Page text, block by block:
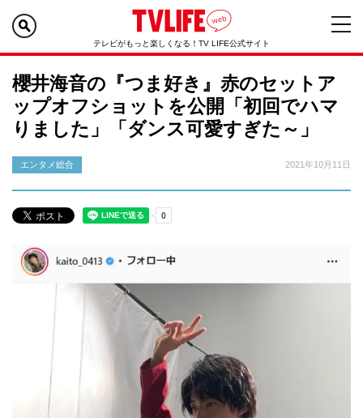
テレビがもっと楽しくなる！TV LIFE公式サイト
櫻井海音の『つま好き』赤のセットア
ップオフショットを公開「初回でハマ
りました」「ダンス可愛すぎた～」
エンタメ総合 2021年10月11日